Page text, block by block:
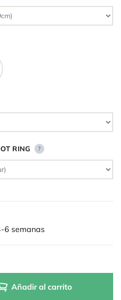
RING ?
6 semanas
Añadir al carrito